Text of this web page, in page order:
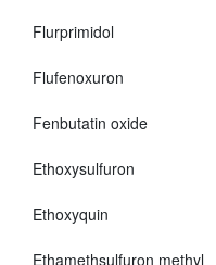
Flurprimidol
Flufenoxuron
Fenbutatin oxide
Ethoxysulfuron
Ethoxyquin
Ethamethsulfuron methyl